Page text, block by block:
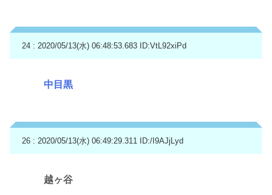
24 : 2020/05/13(水) 06:48:53.683 ID:VtL92xiPd
中目黒
26 : 2020/05/13(水) 06:49:29.311 ID:/I9AJjLyd
越ヶ谷